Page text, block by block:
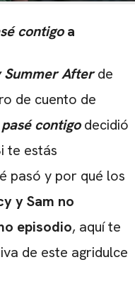
contigoa
Summer Afterde
de cuento de
contigodecidió
te estás
pasó y por qué los
y Sam no
episodio, aquí te
de este agridulce